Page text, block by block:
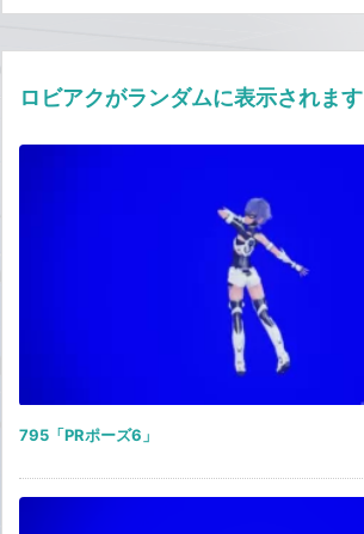
ロビアクがランダムに表示されます
795「PRポーズ6」